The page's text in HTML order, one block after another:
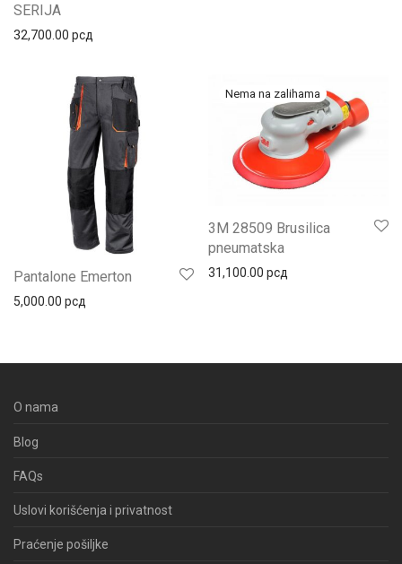
SERIJA
32,700.00 рсд
Pantalone Emerton
5,000.00 рсд
3M 28509 Brusilica
pneumatska
31,100.00 рсд
O nama
Blog
FAQs
Uslovi korišćenja i privatnost
Praćenje pošiljke